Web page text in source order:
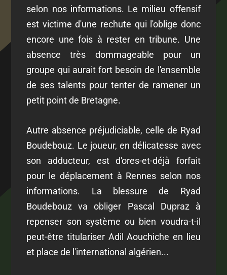
selon nos informations. Le milieu offensif
est victime d'une rechute qui l'oblige donc
encore une fois à rester en tribune. Une
absence très dommageable pour un
groupe qui aurait fort besoin de l'ensemble
de ses talents pour tenter de ramener un
petit point de Bretagne.
Autre absence préjudiciable, celle de Ryad
Boudebouz. Le joueur, en délicatesse avec
son adducteur, est d'ores-et-déjà forfait
pour le déplacement à Rennes selon nos
informations. La blessure de Ryad
Boudebouz va obliger Pascal Dupraz à
repenser son système ou bien voudra-t-il
peut-être titulariser Adil Aouchiche en lieu
et place de l'international algérien...